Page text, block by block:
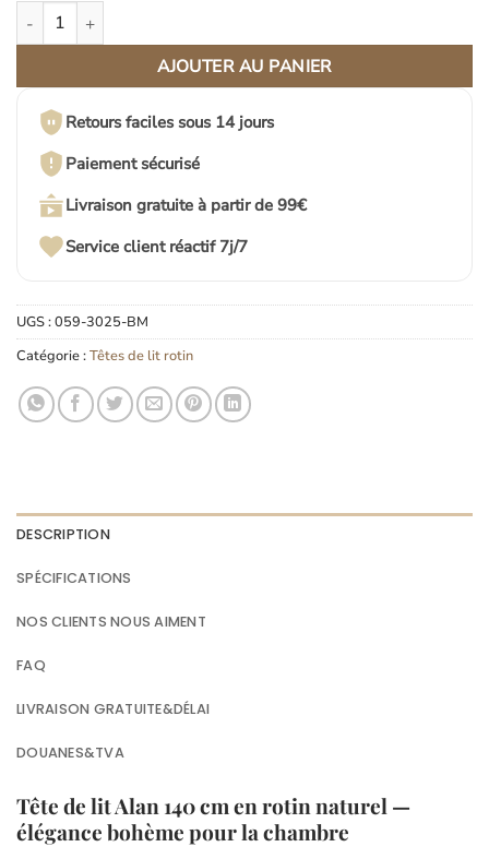
quantité de Tête De Lit 140 Cm Alan En Rotin Naturel Élégante
AJOUTER AU PANIER
Retours faciles sous 14 jours
Paiement sécurisé
Livraison gratuite à partir de 99€
Service client réactif 7j/7
UGS :059-3025-BM
Catégorie :Têtes de lit rotin
DESCRIPTION
SPÉCIFICATIONS
NOS CLIENTS NOUS AIMENT
FAQ
LIVRAISON GRATUITE&DÉLAI
DOUANES&TVA
Tête de lit Alan 140 cm en rotin naturel —
élégance bohème pour la chambre